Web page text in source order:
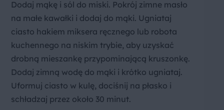
Dodaj mąkę i sól do miski. Pokrój zimne masło
na małe kawałki i dodaj do mąki. Ugniataj
ciasto hakiem miksera ręcznego lub robota
kuchennego na niskim trybie, aby uzyskać
drobną mieszankę przypominającą kruszonkę.
Dodaj zimną wodę do mąki i krótko ugniataj.
Uformuj ciasto w kulę, dociśnij na płasko i
schładzaj przez około 30 minut.